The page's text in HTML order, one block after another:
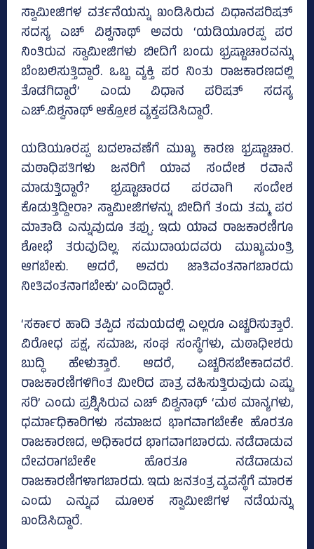
ಸ್ವಾಮೀಜಿಗಳ ವರ್ತನೆಯನ್ನು ಖಂಡಿಸಿರುವ ವಿಧಾನಪರಿಷತ್‌
ಸದಸ್ಯ ಎಚ್‌ ವಿಶ್ವನಾಥ್‌ ಅವರು ‘ಯಡಿಯೂರಪ್ಪ ಪರ
ನಿಂತಿರುವ ಸ್ವಾಮೀಜಿಗಳು ಬೀದಿಗೆ ಬಂದು ಭ್ರಷ್ಟಾಚಾರವನ್ನು
ಬೆಂಬಲಿಸುತ್ತಿದ್ದಾರೆ. ಒಬ್ಬ ವ್ಯಕ್ತಿ ಪರ ನಿಂತು ರಾಜಕಾರಣದಲ್ಲಿ
ತೊಡಗಿದ್ದಾರೆ’ ಎಂದು ವಿಧಾನ ಪರಿಷತ್ ಸದಸ್ಯ
ಎಚ್.ವಿಶ್ವನಾಥ್ ಆಕ್ರೋಶ ವ್ಯಕ್ತಪಡಿಸಿದ್ದಾರೆ.
ಯಡಿಯೂರಪ್ಪ ಬದಲಾವಣೆಗೆ ಮುಖ್ಯ ಕಾರಣ ಭ್ರಷ್ಟಾಚಾರ.
ಮಠಾಧಿಪತಿಗಳು ಜನರಿಗೆ ಯಾವ ಸಂದೇಶ ರವಾನೆ
ಮಾಡುತ್ತಿದ್ದಾರೆ? ಭ್ರಷ್ಟಾಚಾರದ ಪರವಾಗಿ ಸಂದೇಶ
ಕೊಡುತ್ತಿದ್ದೀರಾ? ಸ್ವಾಮೀಜಿಗಳನ್ನು ಬೀದಿಗೆ ತಂದು ತಮ್ಮ ಪರ
ಮಾತಾಡಿ ಎನ್ನುವುದೂ ತಪ್ಪು. ಇದು ಯಾವ ರಾಜಕಾರಣಿಗೂ
ಶೋಭೆ ತರುವುದಿಲ್ಲ. ಸಮುದಾಯದವರು ಮುಖ್ಯಮಂತ್ರಿ
ಆಗಬೇಕು. ಆದರೆ, ಅವರು ಜಾತಿವಂತನಾಗಬಾರದು
ನೀತಿವಂತನಾಗಬೇಕು’ ಎಂದಿದ್ದಾರೆ.
‘ಸರ್ಕಾರ ಹಾದಿ ತಪ್ಪಿದ ಸಮಯದಲ್ಲಿ ಎಲ್ಲರೂ ಎಚ್ಚರಿಸುತ್ತಾರೆ.
ವಿರೋಧ ಪಕ್ಷ, ಸಮಾಜ, ಸಂಘ ಸಂಸ್ಥೆಗಳು, ಮಠಾಧೀಶರು
ಬುದ್ಧಿ ಹೇಳುತ್ತಾರೆ. ಆದರೆ, ಎಚ್ಚರಿಸಬೇಕಾದವರೆ.
ರಾಜಕಾರಣಿಗಳಿಗಿಂತ‌ ಮೀರಿದ ಪಾತ್ರ ವಹಿಸುತ್ತಿರುವುದು ಎಷ್ಟು
ಸರಿ’ ಎಂದು ಪ್ರಶ್ನಿಸಿರುವ ಎಚ್‌ ವಿಶ್ವನಾಥ್‌ ‘ಮಠ ಮಾನ್ಯಗಳು,
ಧರ್ಮಾಧಿಕಾರಿಗಳು ಸಮಾಜದ ಭಾಗವಾಗಬೇಕೇ ಹೊರತೂ
ರಾಜಕಾರಣದ, ಅಧಿಕಾರದ ಭಾಗವಾಗಬಾರದು. ನಡೆದಾಡುವ
ದೇವರಾಗಬೇಕೇ ಹೊರತೂ ನಡೆದಾಡುವ
ರಾಜಕಾರಣಿಗಳಾಗಬಾರದು. ಇದು ಜನತಂತ್ರ ವ್ಯವಸ್ಥೆಗೆ ಮಾರಕ
ಎಂದು ಎನ್ನುವ ಮೂಲಕ ಸ್ವಾಮೀಜಿಗಳ ನಡೆಯನ್ನು
ಖಂಡಿಸಿದ್ದಾರೆ.